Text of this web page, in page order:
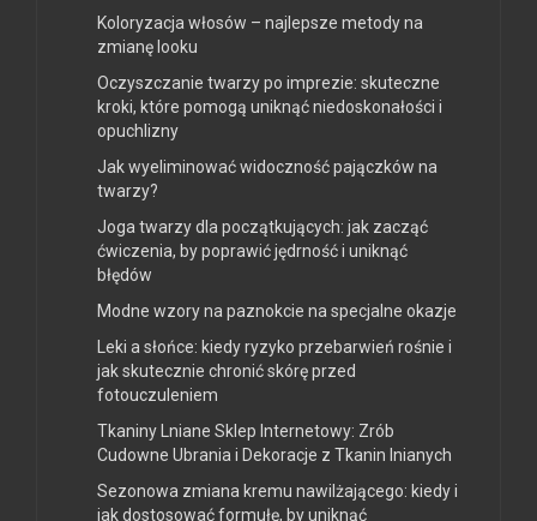
Koloryzacja włosów – najlepsze metody na
zmianę looku
Oczyszczanie twarzy po imprezie: skuteczne
kroki, które pomogą uniknąć niedoskonałości i
opuchlizny
Jak wyeliminować widoczność pajączków na
twarzy?
Joga twarzy dla początkujących: jak zacząć
ćwiczenia, by poprawić jędrność i uniknąć
błędów
Modne wzory na paznokcie na specjalne okazje
Leki a słońce: kiedy ryzyko przebarwień rośnie i
jak skutecznie chronić skórę przed
fotouczuleniem
Tkaniny Lniane Sklep Internetowy: Zrób
Cudowne Ubrania i Dekoracje z Tkanin lnianych
Sezonowa zmiana kremu nawilżającego: kiedy i
jak dostosować formułę, by uniknąć